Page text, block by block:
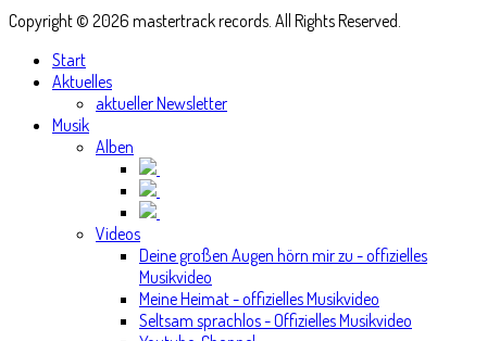
Copyright © 2026 mastertrack records. All Rights Reserved.
Start
Aktuelles
aktueller Newsletter
Musik
Alben
Videos
Deine großen Augen hörn mir zu - offizielles
Musikvideo
Meine Heimat - offizielles Musikvideo
Seltsam sprachlos - Offizielles Musikvideo